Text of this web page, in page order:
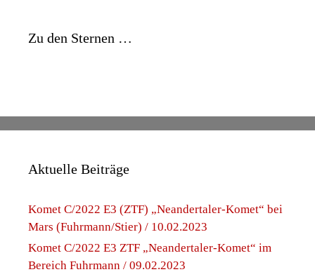
Zu den Sternen …
Aktuelle Beiträge
Komet C/2022 E3 (ZTF) „Neandertaler-Komet“ bei
Mars (Fuhrmann/Stier) / 10.02.2023
Komet C/2022 E3 ZTF „Neandertaler-Komet“ im
Bereich Fuhrmann / 09.02.2023